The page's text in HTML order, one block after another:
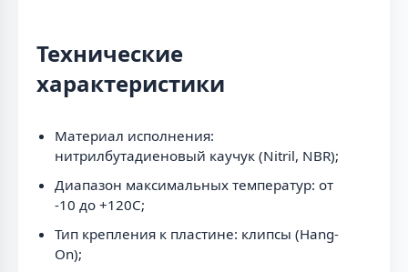
Технические
характеристики
Материал исполнения:
нитрилбутадиеновый каучук (Nitril, NBR);
Диапазон максимальных температур: от
-10 до +120C;
Тип крепления к пластине: клипсы (Hang-
On);